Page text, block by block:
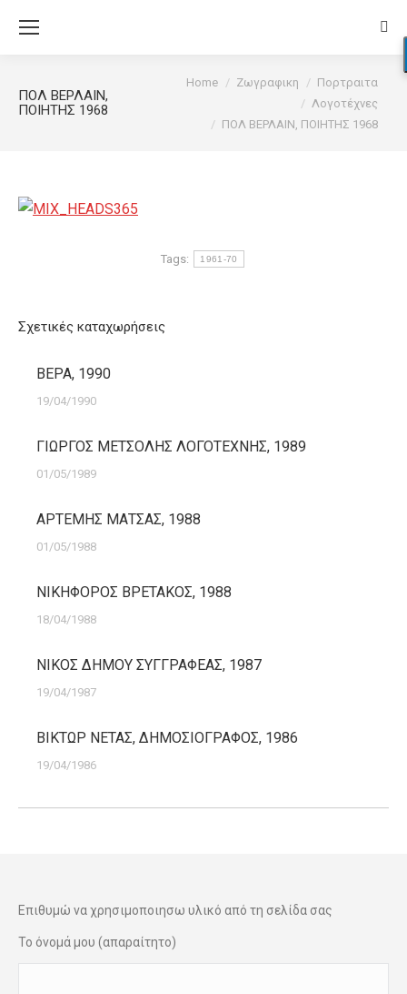
ΠΟΛ ΒΕΡΛΑΙΝ,
ΠΟΙΗΤΗΣ 1968
You are here:Home Ζωγραφικη
Πορτραιτα
Λογοτέχνες
ΠΟΛ ΒΕΡΛΑΙΝ, ΠΟΙΗΤΗΣ 1968
Tags: 1961-70
Σχετικές καταχωρήσεις
ΒΕΡΑ, 1990
19/04/1990
ΓΙΩΡΓΟΣ ΜΕΤΣΟΛΗΣ ΛΟΓΟΤΕΧΝΗΣ, 1989
01/05/1989
ΑΡΤΕΜΗΣ ΜΑΤΣΑΣ, 1988
01/05/1988
ΝΙΚΗΦΟΡΟΣ ΒΡΕΤΑΚΟΣ, 1988
18/04/1988
ΝΙΚΟΣ ΔΗΜΟΥ ΣΥΓΓΡΑΦΕΑΣ, 1987
19/04/1987
ΒΙΚΤΩΡ ΝΕΤΑΣ, ΔΗΜΟΣΙΟΓΡΑΦΟΣ, 1986
19/04/1986
Επιθυμώ να χρησιμοποιησω υλικό από τη σελίδα σας
Το όνομά μου (απαραίτητο)